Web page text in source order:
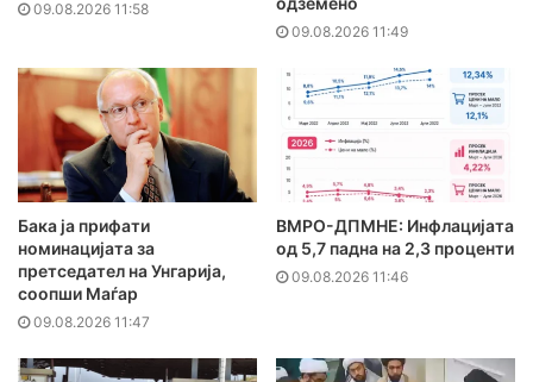
09.08.2026 11:58
09.08.2026 11:49
Бака ја прифати
номинацијата за
претседател на Унгарија,
соопши Маѓар
09.08.2026 11:47
ВМРО-ДПМНЕ: Инфлацијата
од 5,7 падна на 2,3 проценти
09.08.2026 11:46